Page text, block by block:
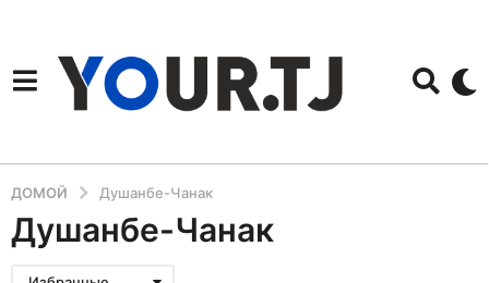
ДОМОЙ Душанбе-Чанак
Душанбе-Чанак